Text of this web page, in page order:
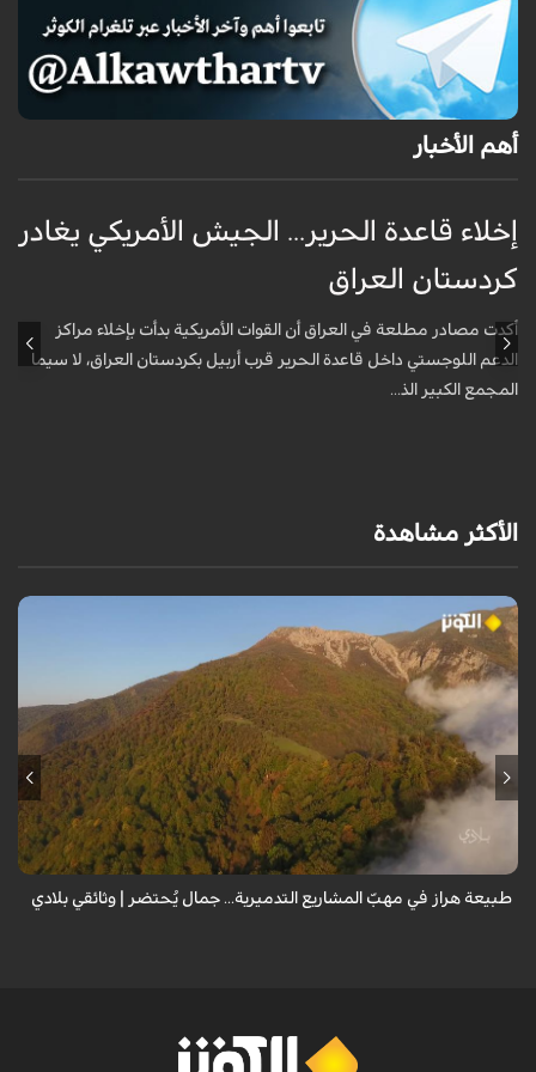
أهم الأخبار
إخلاء قاعدة الحرير... الجيش الأمريكي يغادر
كردستان العراق
أكدت مصادر مطلعة في العراق أن القوات الأمريكية بدأت بإخلاء مراكز
الدعم اللوجستي داخل قاعدة الحرير قرب أربيل بكردستان العراق، لا سيما
المجمع الكبير الذ...
الأكثر مشاهدة
من قلب طبيعة هراز التي كانت يوماً من أجمل الموائل الطبيعية في إيران، يحذر
المعد من كارثة بيئية: "وحش الأعمال والمشاريع التدميرية تنهش بجسم
طبيعة هراز في مهبّ المشاريع التدميرية... جمال يُحتضر | وثائقي بلادي